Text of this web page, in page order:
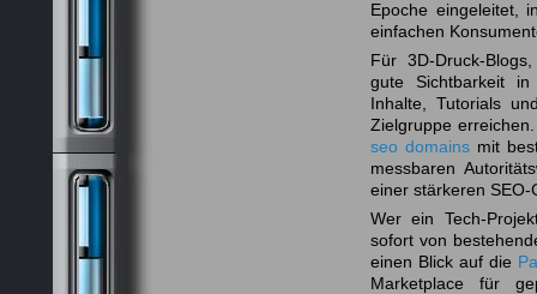
Epoche eingeleitet,
einfachen
Für 3D-Druck-
gute Sichtbarkeit in
Inhalte, Tutorials
Zielgruppe
seo domains mit
messbaren
einer stärkeren
Wer ein Tech-
sofort von
einen Blick auf die
Marketplace für